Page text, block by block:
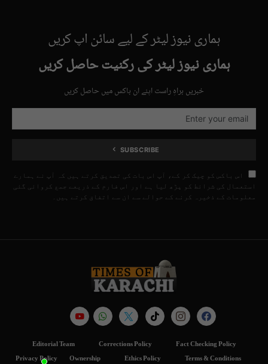
ہماری نیوز لیٹر کے لیے سائن اپ کریں
ہماری نیوز لیٹر کی رکنیت حاصل کریں
خبریں براہِ راست اپنے ان باکس میں حاصل کریں
SUBSCRIBE
اس باکس کو چیک کر کے، آپ اس بات کی تصدیق کرتے ہیں کہ آپ نے ہمارے
استعمال کی شرائط کو پڑھ لیا ہے اور اس فارم کے ذریعے جمع کروائی گئی
معلومات کے ذخیرہ کرنے کے حوالے سے ان سے اتفاق کرتے ہیں۔
Fact Checking Policy
Corrections Policy
Editorial Team
Terms & Conditions
Ethics Policy
Ownership
Privacy Policy